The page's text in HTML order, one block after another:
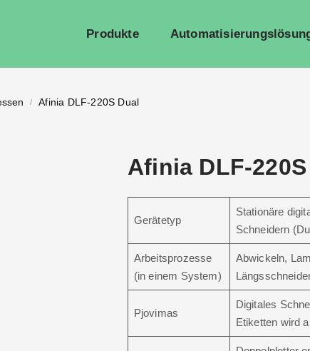
Produkte
/ Afinia DLF-220S Dual
Afinia DLF-
Gerätetyp
Stationäre
Schneidern
Arbeitsprozesse
(in einem System)
Abwickeln,
Pjovimas
Digitales
Etiketten wird